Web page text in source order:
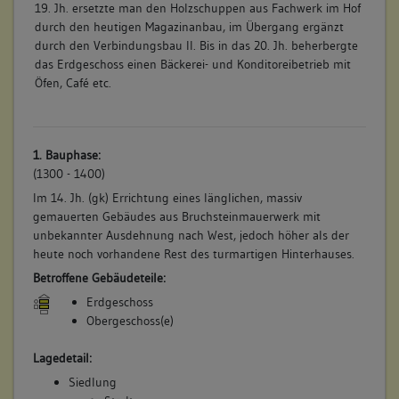
19. Jh. ersetzte man den Holzschuppen aus Fachwerk im Hof
durch den heutigen Magazinanbau, im Übergang ergänzt
durch den Verbindungsbau II. Bis in das 20. Jh. beherbergte
das Erdgeschoss einen Bäckerei- und Konditoreibetrieb mit
Öfen, Café etc.
1. Bauphase:
(1300 - 1400)
Im 14. Jh. (gk) Errichtung eines länglichen, massiv
gemauerten Gebäudes aus Bruchsteinmauerwerk mit
unbekannter Ausdehnung nach West, jedoch höher als der
heute noch vorhandene Rest des turmartigen Hinterhauses.
Betroffene Gebäudeteile:
Erdgeschoss
Obergeschoss(e)
Lagedetail:
Siedlung